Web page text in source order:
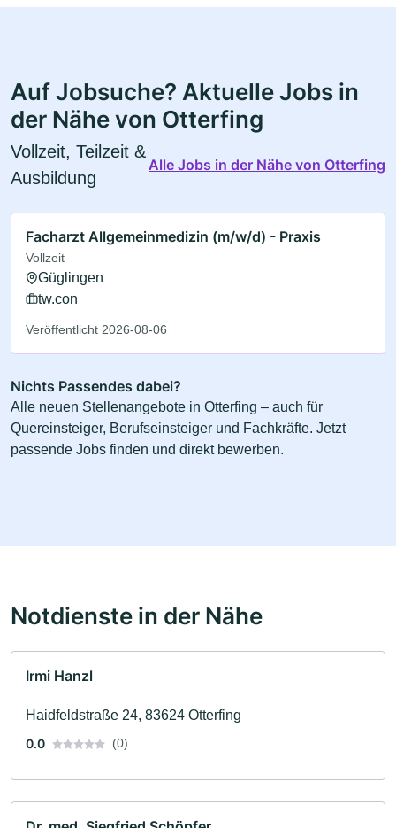
Auf Jobsuche? Aktuelle Jobs in
der Nähe von Otterfing
Vollzeit, Teilzeit &
Ausbildung
Alle Jobs in der Nähe von Otterfing
Facharzt Allgemeinmedizin (m/w/d) - Praxis
Vollzeit
Güglingen
tw.con
Veröffentlicht 2026-08-06
Nichts Passendes dabei?
Alle neuen Stellenangebote in Otterfing – auch für
Quereinsteiger, Berufseinsteiger und Fachkräfte. Jetzt
passende Jobs finden und direkt bewerben.
Notdienste in der Nähe
Irmi Hanzl
Haidfeldstraße 24, 83624 Otterfing
0.0
(0)